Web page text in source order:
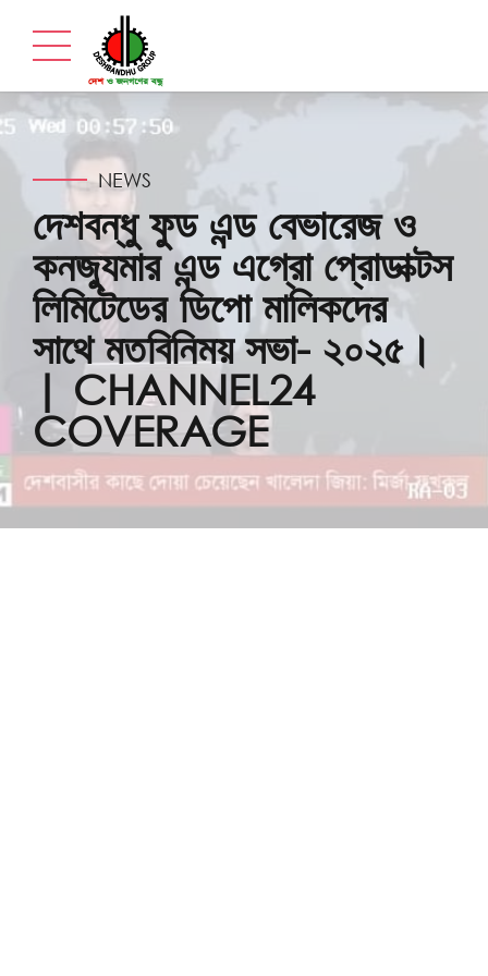
NEWS
দেশবন্ধু ফুড এন্ড বেভারেজ ও
কনজ্যুমার এন্ড এগ্রো প্রোডাক্টস
লিমিটেডের ডিপো মালিকদের
সাথে মতবিনিময় সভা- ২০২৫।
| CHANNEL24
COVERAGE